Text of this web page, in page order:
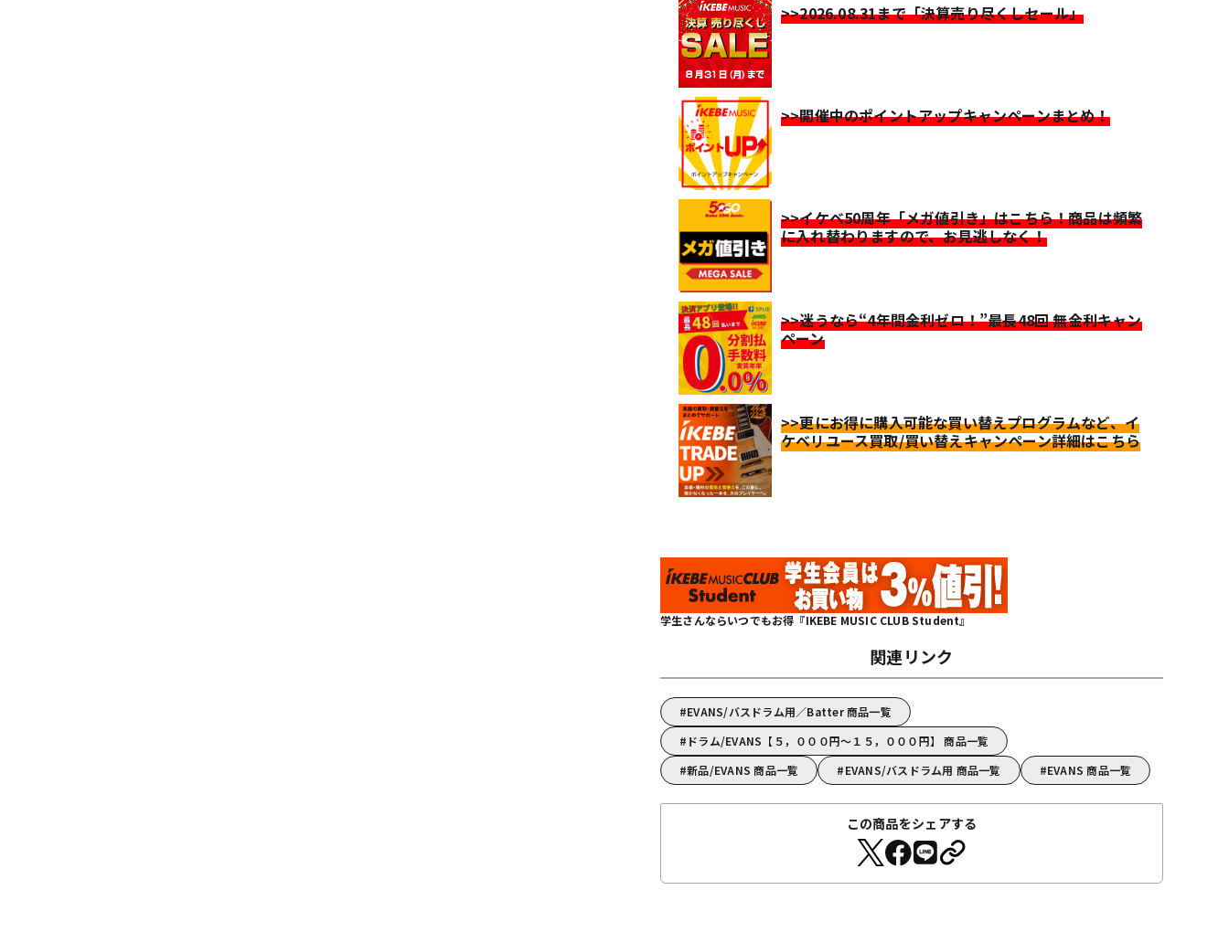
>>2026.08.31まで「決算売り尽くしセール」
>>開催中のポイントアップキャンペーンまとめ！
>>イケベ50周年「メガ値引き」はこちら！商品は頻繁
に入れ替わりますので、お見逃しなく！
>>迷うなら“4年間金利ゼロ！”最長48回 無金利キャン
ペーン
>>更にお得に購入可能な買い替えプログラムなど、イ
ケベリユース買取/買い替えキャンペーン詳細はこちら
学生さんならいつでもお得『IKEBE MUSIC CLUB Student』
関連リンク
EVANS/バスドラム用／Batter 商品一覧
ドラム/EVANS【５，０００円～１５，０００円】 商品一覧
新品/EVANS 商品一覧
EVANS/バスドラム用 商品一覧 EVANS 商品一覧
この商品をシェアする